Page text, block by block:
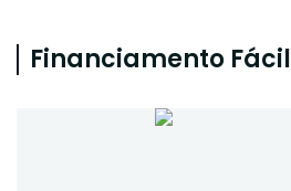
Financiamento Fácil